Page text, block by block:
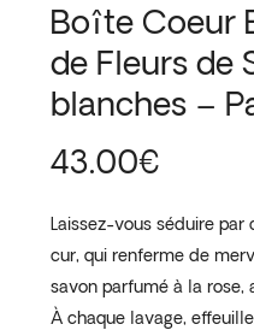
Boîte Coeur
de Fleurs de
blanches –
43.00€
Laissez-vous séduire
cur, qui renferme de
savon parfumé à la rose,
À chaque lavage,